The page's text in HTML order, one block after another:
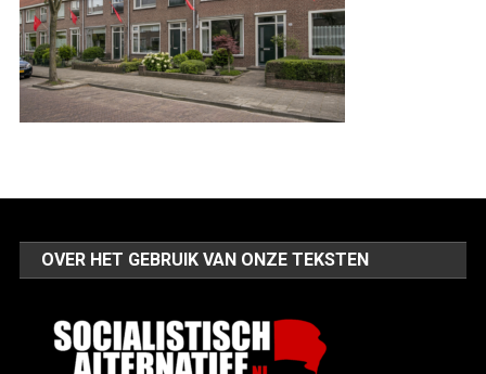
OVER HET GEBRUIK VAN ONZE TEKSTEN